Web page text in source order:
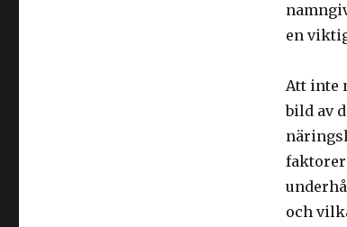
en
Att inte
bild av
faktorer
och